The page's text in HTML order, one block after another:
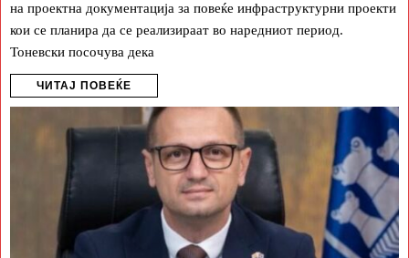
на проектна документација за повеќе инфраструктурни проекти
кои се планира да се реализираат во наредниот период.
Тоневски посочува дека
ЧИТАЈ ПОВЕЌЕ